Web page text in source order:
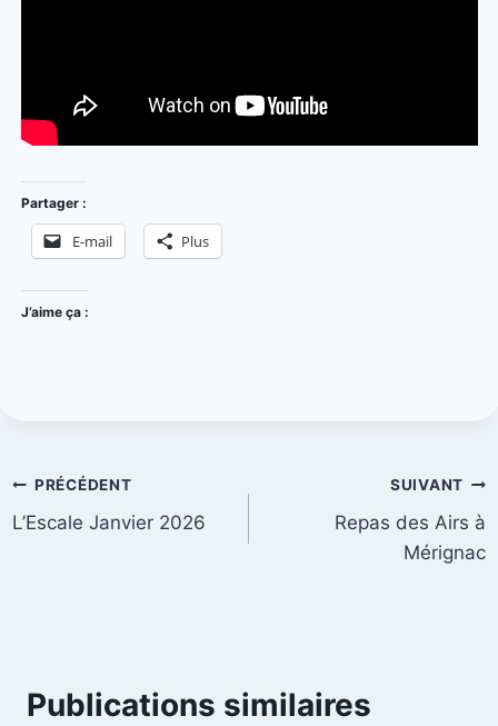
Partager :
E-mail Plus
J’aime ça :
PRÉCÉDENT
L’Escale Janvier 2026
SUIVANT
Repas des Airs à
Mérignac
Publications similaires